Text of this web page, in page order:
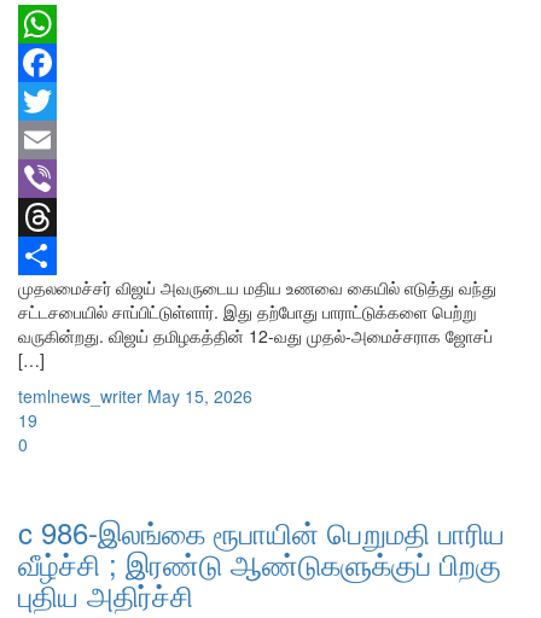
WhatsApp
Facebook
Twitter
Email
Viber
Threads
Share
முதலமைச்சர் விஜய் அவருடைய மதிய உணவை கையில் எடுத்து வந்து
சட்டசபையில் சாப்பிட்டுள்ளார். இது தற்போது பாராட்டுக்களை பெற்று
வருகின்றது. விஜய் தமிழகத்தின் 12-வது முதல்-அமைச்சராக ஜோசப்
[…]
temlnews_writer May 15, 2026
19
0
c 986-இலங்கை ரூபாயின் பெறுமதி பாரிய
வீழ்ச்சி ; இரண்டு ஆண்டுகளுக்குப் பிறகு
புதிய அதிர்ச்சி